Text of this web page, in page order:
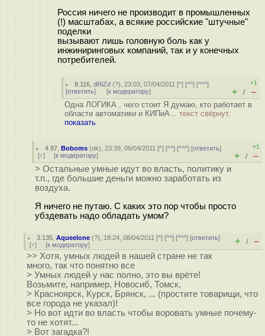
Россия ничего не производит в промышленных
(!) масштабах, а всякие российские "штучные"
поделки
вызывают лишь головную боль как у
инжиниринговых компаний, так и у конечных
потребителей.
8.116 ,dRiZd (?), 23:03, 07/04/2011 [^] [^^] [^^^]
[ответить] [к модератору]
+1
+ / –
Одна ЛОГИКА , чего стоит Я думаю, кто работает в
области автоматики и КИПиА... текст свёрнут,
показать
4.97 ,Boboms (ok), 23:39, 06/04/2011 [^] [^^] [^^^] [ответить]
[↑] [к модератору]
+1
+ / –
> Остальные умные идут во власть, политику и
т.п., где большие деньги можно заработать из
воздуха.
Я ничего не путаю. С каких это пор чтобы просто
убздевать надо обладать умом?
3.135 ,Aqueelone (?), 18:24, 08/04/2011 [^] [^^] [^^^] [ответить]
[↑] [к модератору] + / –
>> Хотя, умных людей в нашей стране не так
много, так что понятно все
> Умных людей у нас полно, это вы врёте!
Возьмите, например, Новосиб, Томск,
> Красноярск, Курск, Брянск, ... (простите товарищи, что
все города не указал)!
> Но вот идти во власть чтобы воровать умные почему-
то не хотят...
> Вот загадка?!